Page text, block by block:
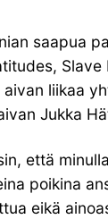
saapua
liikaa
Jukka
että
poikina
eikä